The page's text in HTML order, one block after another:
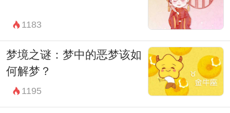
总之，梦见自己抱着一个男孩是一个富有象
征性的梦境，它可能涵盖了多种不同的情感
和心理层面。要理解这种梦境，关键在于关
1183
梦境之谜：梦中的恶梦该如
何解梦？
1195